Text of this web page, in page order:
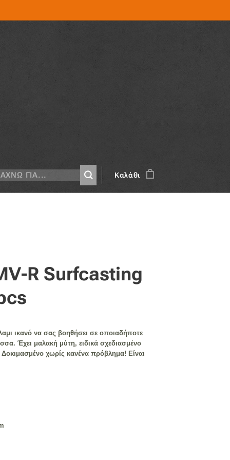
Καλάθι
R Surfcasting
ικανό να σας βοηθήσει σε οποιαδήποτε
Έχει μαλακή μύτη, ειδικά σχεδιασμένο
Δοκιμασμένο χωρίς κανένα πρόβλημα! Είναι